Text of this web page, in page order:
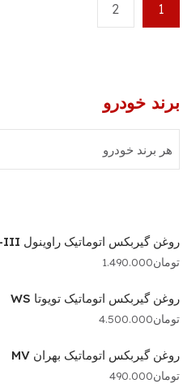
1
2
برند خودرو
هر برند خودرو
روغن گیربکس اتوماتیک راوینول SP-III
تومان1.490.000
روغن گیربکس اتوماتیک تویوتا WS
تومان4.500.000
روغن گیربکس اتوماتیک بهران MV
تومان490.000